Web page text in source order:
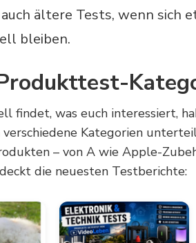
ältere Tests, wenn sich
bleiben.
findet, was euch interessiert,
verschiedene Kategorien
– von A wie Apple-
die neuesten Testberichte: